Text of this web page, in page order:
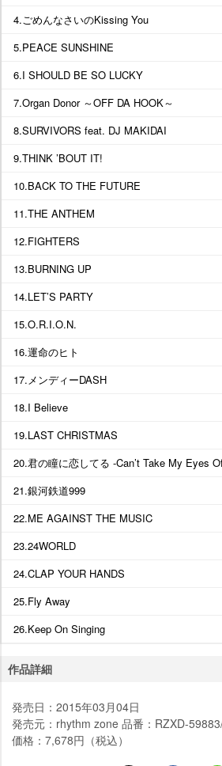
4.ごめんなさいのKissing You
5.PEACE SUNSHINE
6.I SHOULD BE SO LUCKY
7.Organ Donor ～OFF DA HOOK～
8.SURVIVORS feat. DJ MAKIDAI
9.THINK ’BOUT IT!
10.BACK TO THE FUTURE
11.THE ANTHEM
12.FIGHTERS
13.BURNING UP
14.LET’S PARTY
15.O.R.I.O.N.
16.運命のヒト
17.メンディーDASH
18.I Believe
19.LAST CHRISTMAS
20.君の瞳に恋してる -Can’t Take My Eyes
21.銀河鉄道999
22.ME AGAINST THE MUSIC
23.24WORLD
24.CLAP YOUR HANDS
25.Fly Away
26.Keep On Singing
作品詳細
発売日：2015年03月04日
発売元：rhythm zone 品番：RZXD-
価格：7,678円（税込）